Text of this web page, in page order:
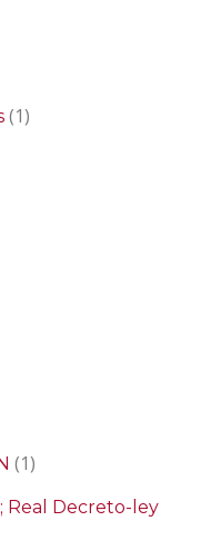
(1)
(1)
Real Decreto-ley